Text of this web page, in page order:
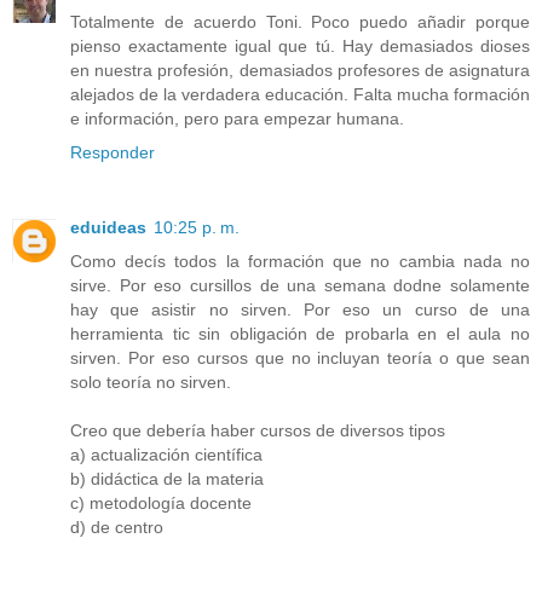
Totalmente de acuerdo Toni. Poco puedo añadir porque
pienso exactamente igual que tú. Hay demasiados dioses
en nuestra profesión, demasiados profesores de asignatura
alejados de la verdadera educación. Falta mucha formación
e información, pero para empezar humana.
Responder
eduideas 10:25 p. m.
Como decís todos la formación que no cambia nada no
sirve. Por eso cursillos de una semana dodne solamente
hay que asistir no sirven. Por eso un curso de una
herramienta tic sin obligación de probarla en el aula no
sirven. Por eso cursos que no incluyan teoría o que sean
solo teoría no sirven.
Creo que debería haber cursos de diversos tipos
a) actualización científica
b) didáctica de la materia
c) metodología docente
d) de centro